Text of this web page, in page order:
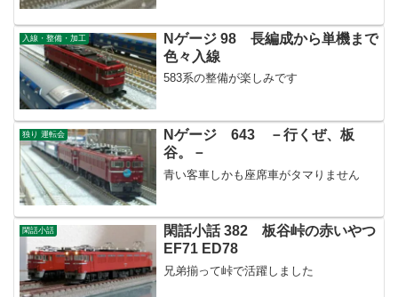
入線・整備・加工
Nゲージ 98 長編成から単機まで
色々入線
583系の整備が楽しみです
独り 運転会
Nゲージ 643 －行くぜ、板
谷。－
青い客車しかも座席車がタマりません
閑話小話
閑話小話 382 板谷峠の赤いやつ
EF71 ED78
兄弟揃って峠で活躍しました